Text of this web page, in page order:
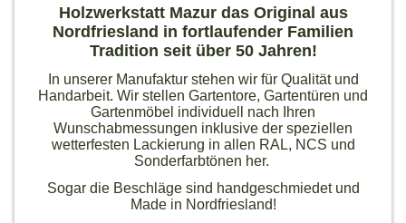
Holzwerkstatt Mazur das Original aus
Nordfriesland in fortlaufender Familien
Tradition seit über 50 Jahren!
In unserer Manufaktur stehen wir für Qualität und
Handarbeit. Wir stellen Gartentore, Gartentüren und
Gartenmöbel individuell nach Ihren
Wunschabmessungen inklusive der speziellen
wetterfesten Lackierung in allen RAL, NCS und
Sonderfarbtönen her.
Sogar die Beschläge sind handgeschmiedet und
Made in Nordfriesland!